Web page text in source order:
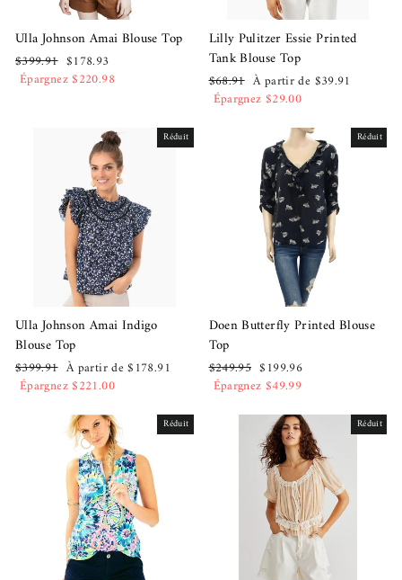
Ulla Johnson Amai Blouse Top
Prix
régulier
$399.91 Prix
réduit
$178.93
Épargnez $220.98
Lilly Pulitzer Essie Printed
Tank Blouse Top
Prix
régulier
$68.91 Prix
réduit
À partir de $39.91
Épargnez $29.00
Réduit
Ulla Johnson Amai Indigo
Blouse Top
Prix
régulier
$399.91 Prix
réduit
À partir de $178.91
Épargnez $221.00
Réduit
Doen Butterfly Printed Blouse
Top
Prix
régulier
$249.95 Prix
réduit
$199.96
Épargnez $49.99
Réduit Réduit